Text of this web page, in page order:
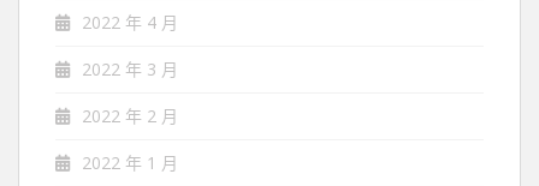
2022 年 4 月
2022 年 3 月
2022 年 2 月
2022 年 1 月